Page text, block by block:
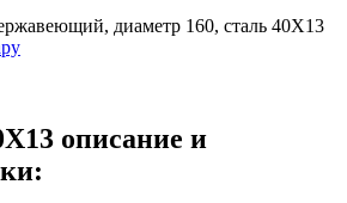
диаметр 160, сталь 40Х13
описание и